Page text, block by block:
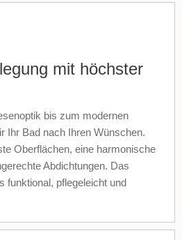
mit höchster
bis zum modernen
Ihr Bad nach Ihren Wünschen.
Oberflächen, eine harmonische
Abdichtungen. Das
funktional, pflegeleicht und